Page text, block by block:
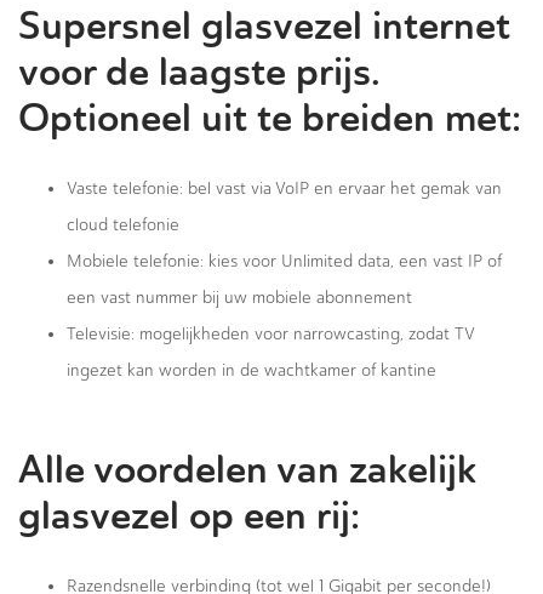
Supersnel glasvezel internet
voor de laagste prijs.
Optioneel uit te breiden met:
Vaste telefonie: bel vast via VoIP en ervaar het gemak van
cloud telefonie
Mobiele telefonie: kies voor Unlimited data, een vast IP of
een vast nummer bij uw mobiele abonnement
Televisie: mogelijkheden voor narrowcasting, zodat TV
ingezet kan worden in de wachtkamer of kantine
Alle voordelen van zakelijk
glasvezel op een rij:
Razendsnelle verbinding (tot wel 1 Gigabit per seconde!)